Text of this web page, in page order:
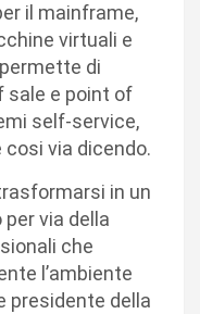
il mainframe,
virtuali e
di
sale e point of
self-service,
via dicendo.
in un
via della
che
l’ambiente
presidente della